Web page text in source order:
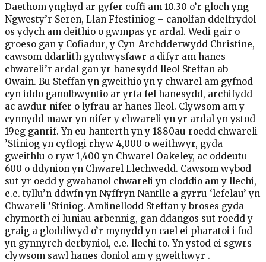
Daethom ynghyd ar gyfer coffi am 10.30 o’r gloch yng
Ngwesty’r Seren, Llan Ffestiniog – canolfan ddelfrydol
os ydych am deithio o gwmpas yr ardal. Wedi gair o
groeso gan y Cofiadur, y Cyn-Archdderwydd Christine,
cawsom ddarlith gynhwysfawr a difyr am hanes
chwareli’r ardal gan yr hanesydd lleol Steffan ab
Owain. Bu Steffan yn gweithio yn y chwarel am gyfnod
cyn iddo ganolbwyntio ar yrfa fel hanesydd, archifydd
ac awdur nifer o lyfrau ar hanes lleol. Clywsom am y
cynnydd mawr yn nifer y chwareli yn yr ardal yn ystod
19eg ganrif. Yn eu hanterth yn y 1880au roedd chwareli
’Stiniog yn cyflogi rhyw 4,000 o weithwyr, gyda
gweithlu o ryw 1,400 yn Chwarel Oakeley, ac oddeutu
600 o ddynion yn Chwarel Llechwedd. Cawsom wybod
sut yr oedd y gwahanol chwareli yn cloddio am y llechi,
e.e. tyllu’n ddwfn yn Nyffryn Nantlle a gyrru ‘lefelau’ yn
Chwareli ’Stiniog. Amlinellodd Steffan y broses gyda
chymorth ei luniau arbennig, gan ddangos sut roedd y
graig a gloddiwyd o’r mynydd yn cael ei pharatoi i fod
yn gynnyrch derbyniol, e.e. llechi to. Yn ystod ei sgwrs
clywsom sawl hanes doniol am y gweithwyr .